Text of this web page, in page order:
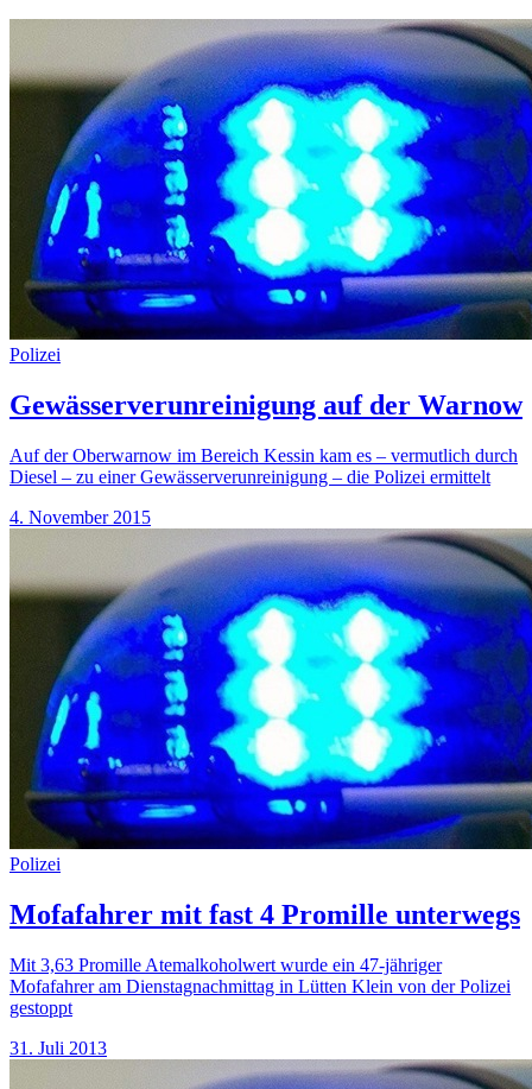
Polizei
Gewässerverunreinigung auf der Warnow
Auf der Oberwarnow im Bereich Kessin kam es – vermutlich durch
Diesel – zu einer Gewässerverunreinigung – die Polizei ermittelt
4. November 2015
Polizei
Mofafahrer mit fast 4 Promille unterwegs
Mit 3,63 Promille Atemalkoholwert wurde ein 47-jähriger
Mofafahrer am Dienstagnachmittag in Lütten Klein von der Polizei
gestoppt
31. Juli 2013